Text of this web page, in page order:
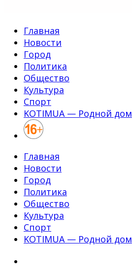
Главная
Новости
Город
Политика
Общество
Культура
Спорт
KOTIMUA — Родной дом
Главная
Новости
Город
Политика
Общество
Культура
Спорт
KOTIMUA — Родной дом